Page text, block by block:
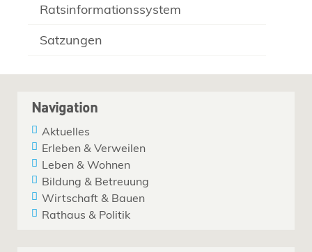
Ratsinformationssystem
Satzungen
Navigation
Aktuelles
Erleben & Verweilen
Leben & Wohnen
Bildung & Betreuung
Wirtschaft & Bauen
Rathaus & Politik